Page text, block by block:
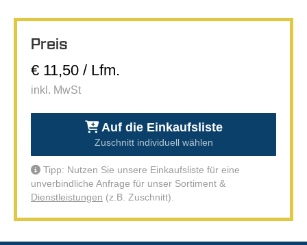
Preis
€ 11,50 / Lfm.
inkl. MwSt
Auf die Einkaufsliste
Zuschnitt individuell wählen
Tipp: Nutzen Sie unsere Einkaufsliste für eine
unverbindliche Anfrage für unser Sortiment &
Dienstleistungen (z.B. Zuschnitt).